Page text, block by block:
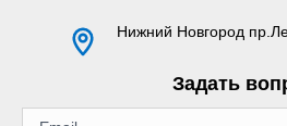
Нижний Новгород
Задать